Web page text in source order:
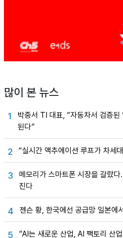
많이 본 뉴스
1
박중서 TI 대표, “자동차서 검증된
된다”
2 “실시간 액추에이션 루프가 차세
3
메모리가 스마트폰 시장을 갈랐
진다
4 젠슨 황, 한국에선 공급망 일본에
5 “AI는 새로운 산업, AI 팩토리 산